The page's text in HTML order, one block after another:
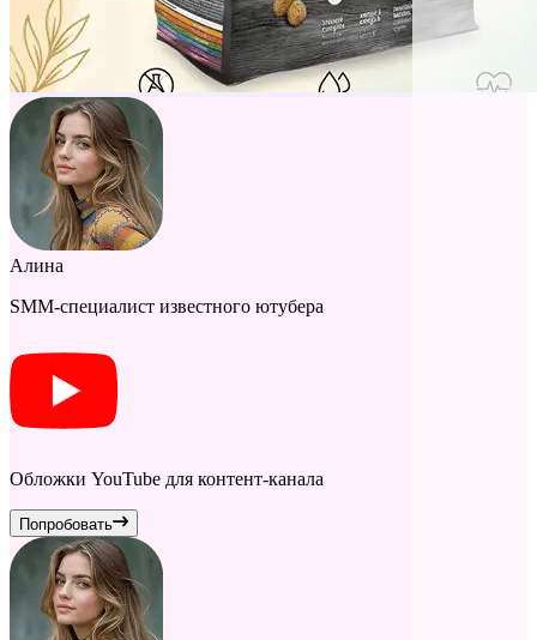
Алина
SMM-специалист известного ютубера
Обложки YouTube для контент-канала
Попробовать